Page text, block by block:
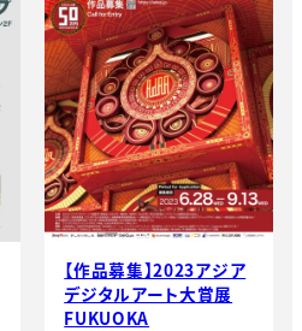
【作品募集】2023アジア
デジタルアート大賞展
FUKUOKA